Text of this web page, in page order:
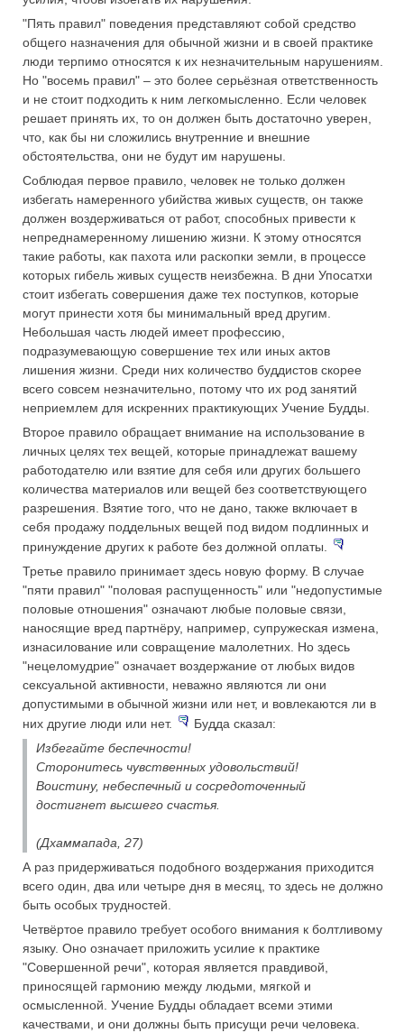
"Пять правил" поведения представляют собой средство
общего назначения для обычной жизни и в своей практике
люди терпимо относятся к их незначительным нарушениям.
Но "восемь правил" – это более серьёзная ответственность
и не стоит подходить к ним легкомысленно. Если человек
решает принять их, то он должен быть достаточно уверен,
что, как бы ни сложились внутренние и внешние
обстоятельства, они не будут им нарушены.
Соблюдая первое правило, человек не только должен
избегать намеренного убийства живых существ, он также
должен воздерживаться от работ, способных привести к
непреднамеренному лишению жизни. К этому относятся
такие работы, как пахота или раскопки земли, в процессе
которых гибель живых существ неизбежна. В дни Упосатхи
стоит избегать совершения даже тех поступков, которые
могут принести хотя бы минимальный вред другим.
Небольшая часть людей имеет профессию,
подразумевающую совершение тех или иных актов
лишения жизни. Среди них количество буддистов скорее
всего совсем незначительно, потому что их род занятий
неприемлем для искренних практикующих Учение Будды.
Второе правило обращает внимание на использование в
личных целях тех вещей, которые принадлежат вашему
работодателю или взятие для себя или других большего
количества материалов или вещей без соответствующего
разрешения. Взятие того, что не дано, также включает в
себя продажу поддельных вещей под видом подлинных и
принуждение других к работе без должной оплаты.
Третье правило принимает здесь новую форму. В случае
"пяти правил" "половая распущенность" или "недопустимые
половые отношения" означают любые половые связи,
наносящие вред партнёру, например, супружеская измена,
изнасилование или совращение малолетних. Но здесь
"нецеломудрие" означает воздержание от любых видов
сексуальной активности, неважно являются ли они
допустимыми в обычной жизни или нет, и вовлекаются ли в
них другие люди или нет.
Будда сказал:
Избегайте беспечности!
Сторонитесь чувственных удовольствий!
Воистину, небеспечный и сосредоточенный
достигнет высшего счастья.
(Дхаммапада, 27)
А раз придерживаться подобного воздержания приходится
всего один, два или четыре дня в месяц, то здесь не должно
быть особых трудностей.
Четвёртое правило требует особого внимания к болтливому
языку. Оно означает приложить усилие к практике
"Совершенной речи", которая является правдивой,
приносящей гармонию между людьми, мягкой и
осмысленной. Учение Будды обладает всеми этими
качествами, и они должны быть присущи речи человека.